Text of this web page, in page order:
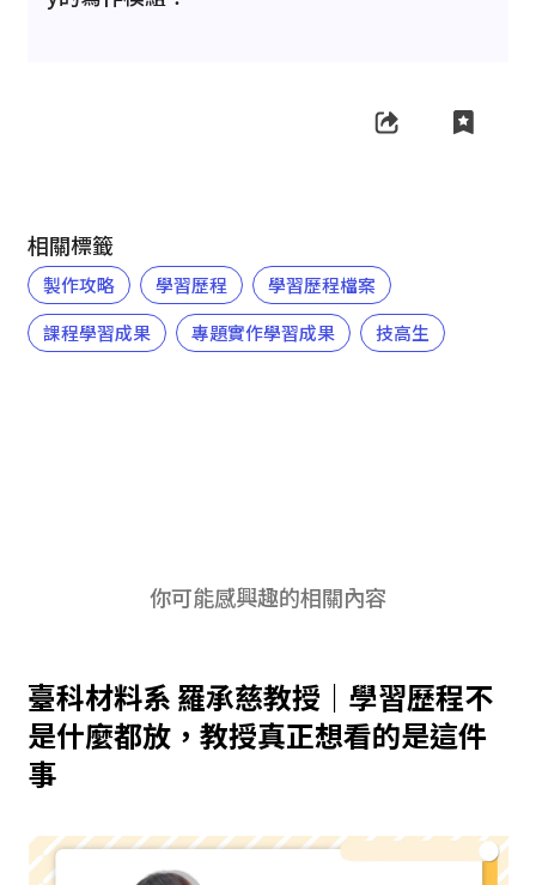
相關標籤
製作攻略 學習歷程
學習歷程檔案
課程學習成果
專題實作學習成果 技高生
你可能感興趣的相關內容
臺科材料系 羅承慈教授｜學習歷程不
是什麼都放，教授真正想看的是這件
事